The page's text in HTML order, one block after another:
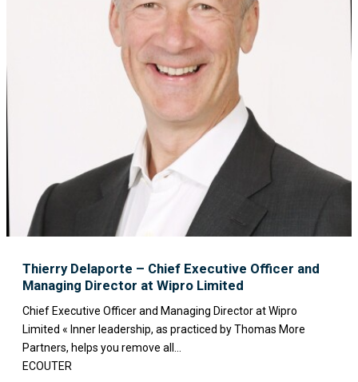
Thierry Delaporte – Chief Executive Officer and
Managing Director at Wipro Limited
Chief Executive Officer and Managing Director at Wipro
Limited « Inner leadership, as practiced by Thomas More
Partners, helps you remove all...
ECOUTER